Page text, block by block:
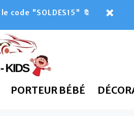
code "SOLDES15" 🔖
PORTEUR BÉBÉ